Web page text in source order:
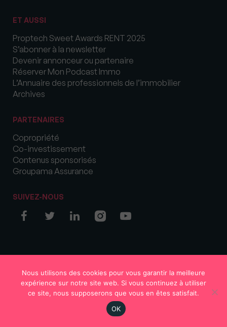
ET AUSSI
Proptech Sweet Awards RENT 2025
S’abonner à la newsletter
Devenir annonceur ou partenaire
Réserver Mon Podcast Immo
L’Annuaire des professionnels de l’immobilier
Archives
PARTENAIRES
Copropriété
Co-investissement
Contenus sponsorisés
Groupama Assurance
SUIVEZ-NOUS
S'abonner
Nous utilisons des cookies pour vous garantir la meilleure
expérience sur notre site web. Si vous continuez à utiliser
ce site, nous supposerons que vous en êtes satisfait.
OK